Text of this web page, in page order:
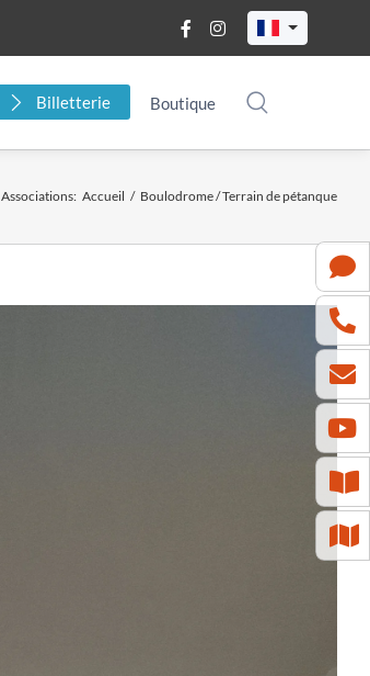
Billetterie Boutique
Associations: Accueil / Boulodrome / Terrain de pétanque